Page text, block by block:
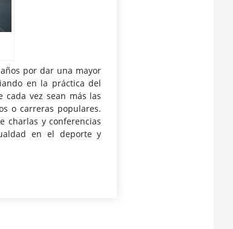
por dar una mayor
en la práctica del
vez sean más las
o carreras populares.
charlas y conferencias
en el deporte y